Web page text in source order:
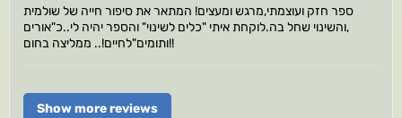
ספר חזק ועוצמתי,מרגש ומעצים! המתאר את סיפור חייה של שולמית
,והשינוי שחל בה.לוקחת איתי "כלים לשינוי" והספר יהיה לי..כ"אורים
ותומים"לחיים!.. ממליצה בחום!!
Show more reviews